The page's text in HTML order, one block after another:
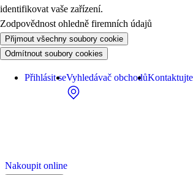
identifikovat vaše zařízení.
Zodpovědnost ohledně firemních údajů
Přijmout všechny soubory cookie
Odmítnout soubory cookies
Přihlásit seVyhledávač obchodů
Nakoupit online